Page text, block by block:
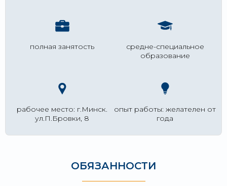
полная занятость
средне-специальное
образование
рабочее место: г.Минск.
ул.П.Бровки, 8
опыт работы: желателен от
года
ОБЯЗАННОСТИ